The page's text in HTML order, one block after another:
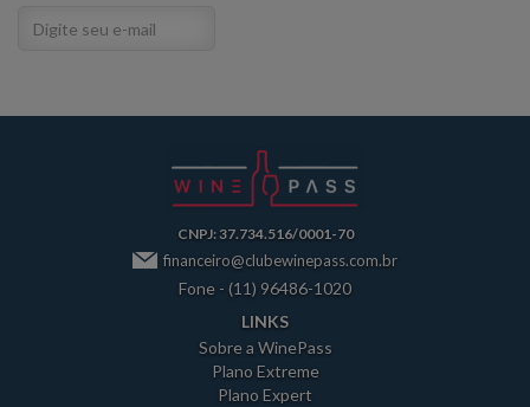
CNPJ: 37.734.516/0001-70
financeiro@clubewinepass.com.br
Fone - (11) 96486-1020
LINKS
Sobre a WinePass
Plano Extreme
Plano Expert